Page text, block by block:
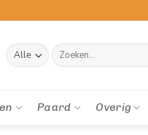
Zoeken
naar:
Paard Overig